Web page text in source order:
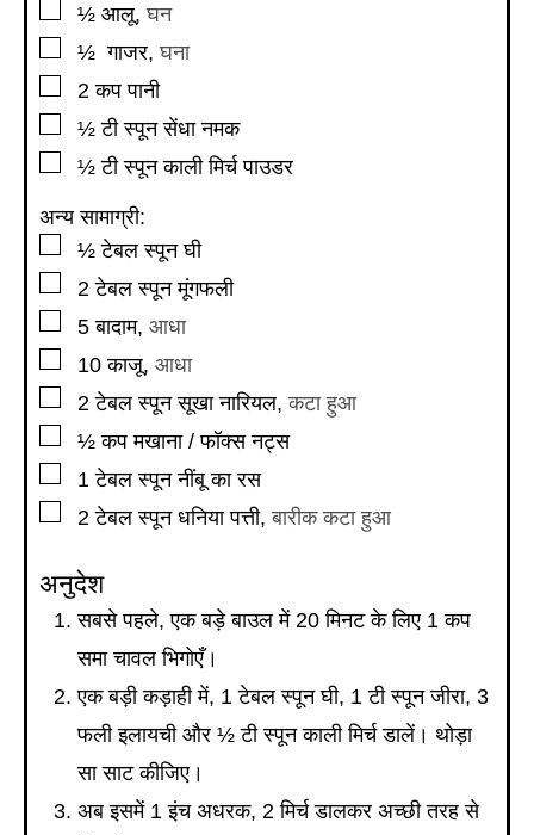
▢
½ आलू,घन
▢
½ गाजर,घना
▢
2 कप पानी
▢
½ टी स्पून सेंधा नमक
▢
½ टी स्पून काली मिर्च पाउडर
अन्य सामाग्री:
▢
½ टेबल स्पून घी
▢
2 टेबल स्पून मूंगफली
▢
5 बादाम, आधा
▢
10 काजू, आधा
▢
2 टेबल स्पून सूखा नारियल,कटा हुआ
▢
½ कप मखाना / फॉक्स नट्स
▢
1 टेबल स्पून नींबू का रस
▢
2 टेबल स्पून धनिया पत्ती,बारीक कटा हुआ
अनुदेश
सबसे पहले, एक बड़े बाउल में 20 मिनट के लिए 1 कप
समा चावल भिगोएँ।
एक बड़ी कड़ाही में, 1 टेबल स्पून घी, 1 टी स्पून जीरा, 3
फली इलायची और ½ टी स्पून काली मिर्च डालें। थोड़ा
सा साट कीजिए।
अब इसमें 1 इंच अधरक, 2 मिर्च डालकर अच्छी तरह से